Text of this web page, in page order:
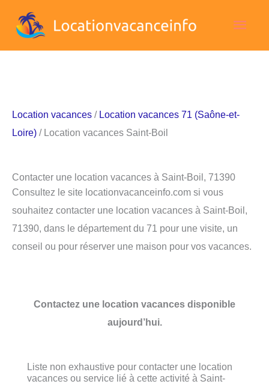
Location vacances / Location vacances 71 (Saône-et-
Loire) / Location vacances Saint-Boil
Contacter une location vacances à Saint-Boil, 71390
Consultez le site locationvacanceinfo.com si vous
souhaitez contacter une location vacances à Saint-Boil,
71390, dans le département du 71 pour une visite, un
conseil ou pour réserver une maison pour vos vacances.
Contactez une location vacances disponible
aujourd’hui.
Liste non exhaustive pour contacter une location
vacances ou service lié à cette activité à Saint-